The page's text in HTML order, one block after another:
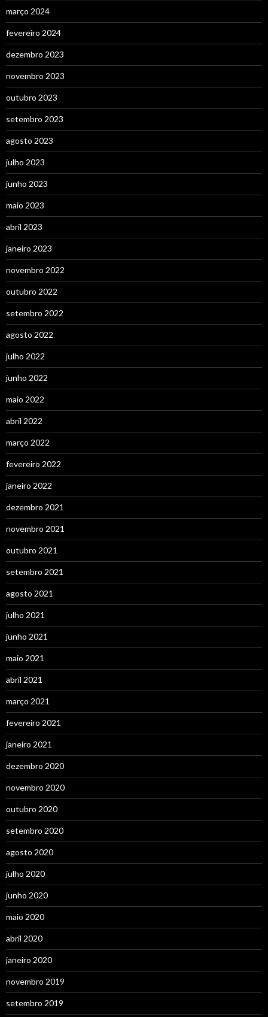
março 2024
fevereiro 2024
dezembro 2023
novembro 2023
outubro 2023
setembro 2023
agosto 2023
julho 2023
junho 2023
maio 2023
abril 2023
janeiro 2023
novembro 2022
outubro 2022
setembro 2022
agosto 2022
julho 2022
junho 2022
maio 2022
abril 2022
março 2022
fevereiro 2022
janeiro 2022
dezembro 2021
novembro 2021
outubro 2021
setembro 2021
agosto 2021
julho 2021
junho 2021
maio 2021
abril 2021
março 2021
fevereiro 2021
janeiro 2021
dezembro 2020
novembro 2020
outubro 2020
setembro 2020
agosto 2020
julho 2020
junho 2020
maio 2020
abril 2020
janeiro 2020
novembro 2019
setembro 2019